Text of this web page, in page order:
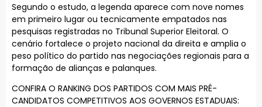
Segundo o estudo, a legenda aparece com nove nomes
em primeiro lugar ou tecnicamente empatados nas
pesquisas registradas no Tribunal Superior Eleitoral. O
cenário fortalece o projeto nacional da direita e amplia o
peso político do partido nas negociações regionais para a
formação de alianças e palanques.
CONFIRA O RANKING DOS PARTIDOS COM MAIS PRÉ-
CANDIDATOS COMPETITIVOS AOS GOVERNOS ESTADUAIS: